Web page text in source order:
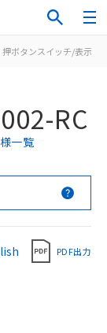
押ボタンスイッチ/表示灯
RC
一覧
PDF出力